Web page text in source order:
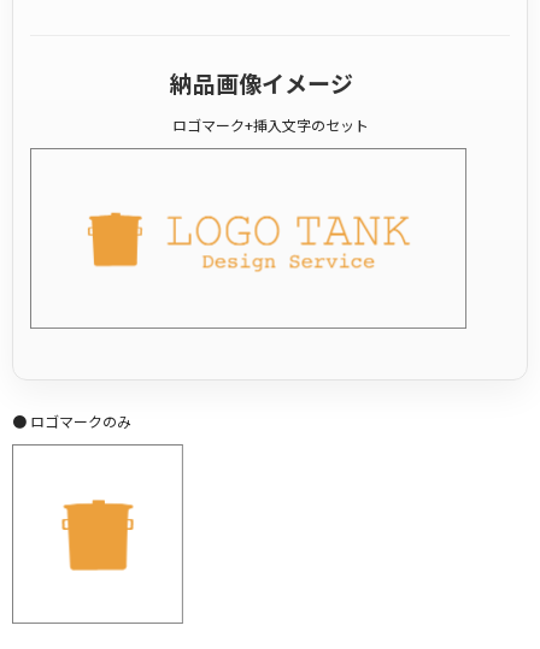
納品画像イメージ
ロゴマーク+挿入文字のセット
● ロゴマークのみ